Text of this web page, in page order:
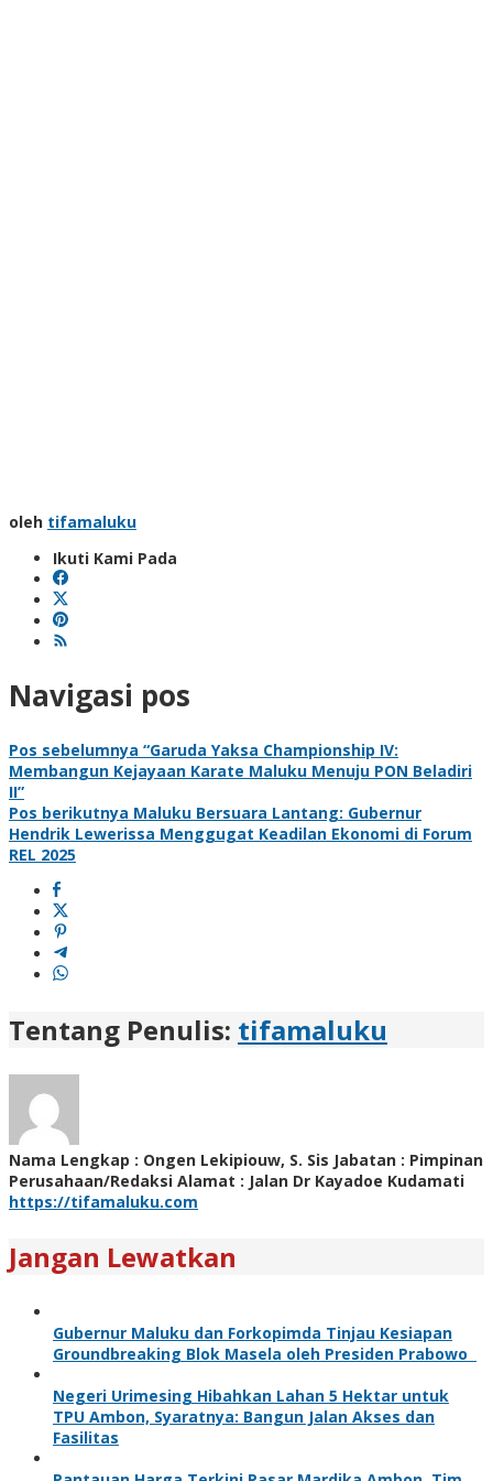
oleh tifamaluku
Ikuti Kami Pada
Navigasi pos
Pos sebelumnya “Garuda Yaksa Championship IV:
Membangun Kejayaan Karate Maluku Menuju PON Beladiri
II”
Pos berikutnya Maluku Bersuara Lantang: Gubernur
Hendrik Lewerissa Menggugat Keadilan Ekonomi di Forum
REL 2025
Tentang Penulis: tifamaluku
Nama Lengkap : Ongen Lekipiouw, S. Sis Jabatan : Pimpinan
Perusahaan/Redaksi Alamat : Jalan Dr Kayadoe Kudamati
https://tifamaluku.com
Jangan Lewatkan
Gubernur Maluku dan Forkopimda Tinjau Kesiapan
Groundbreaking Blok Masela oleh Presiden Prabowo
Negeri Urimesing Hibahkan Lahan 5 Hektar untuk
TPU Ambon, Syaratnya: Bangun Jalan Akses dan
Fasilitas